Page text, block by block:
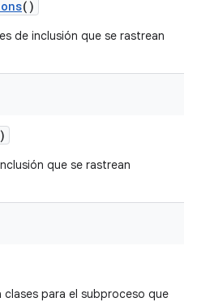
()
de inclusión que se rastrean
que se rastrean
para el subproceso que